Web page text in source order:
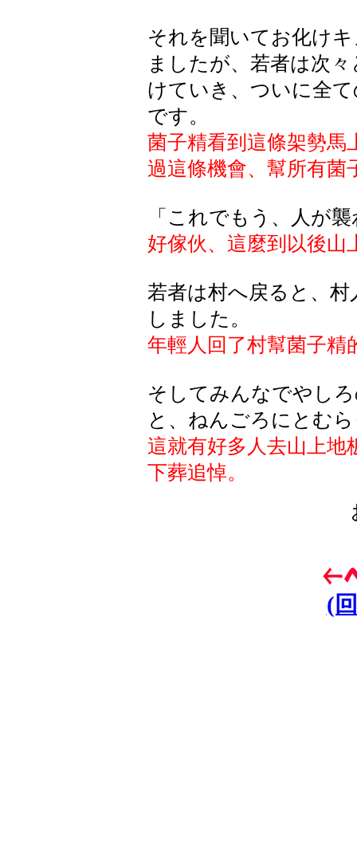
それを聞いてお化け
ましたが、若者は次
けていき、ついに全
です。
菌子精看到這條架勢馬
過這條機會、幫所有菌
「これでもう、人が
好傢伙、這麼到以後山
若者は村へ戻ると、
しました。
年輕人回了村幫菌子精
そしてみんなでやし
と、ねんごろにとむ
這就有好多人去山上地
下葬追悼。
(